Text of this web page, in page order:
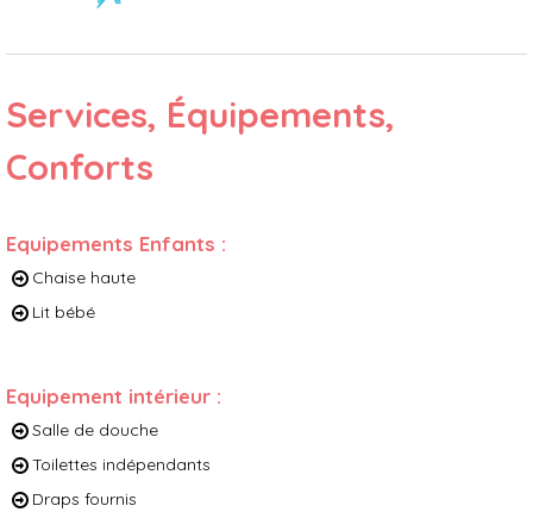
Services, Équipements,
Conforts
Equipements Enfants :
Chaise haute
Lit bébé
Equipement intérieur :
Salle de douche
Toilettes indépendants
Draps fournis